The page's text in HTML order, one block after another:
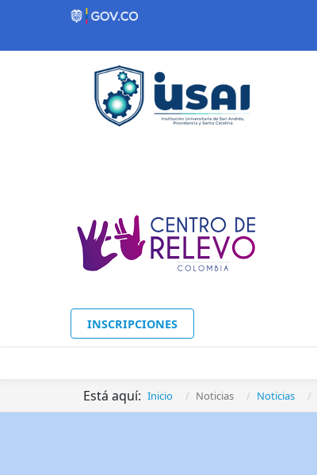
Contenido inicial
INSCRIPCIONES
Está aquí: Inicio Noticias Noticias